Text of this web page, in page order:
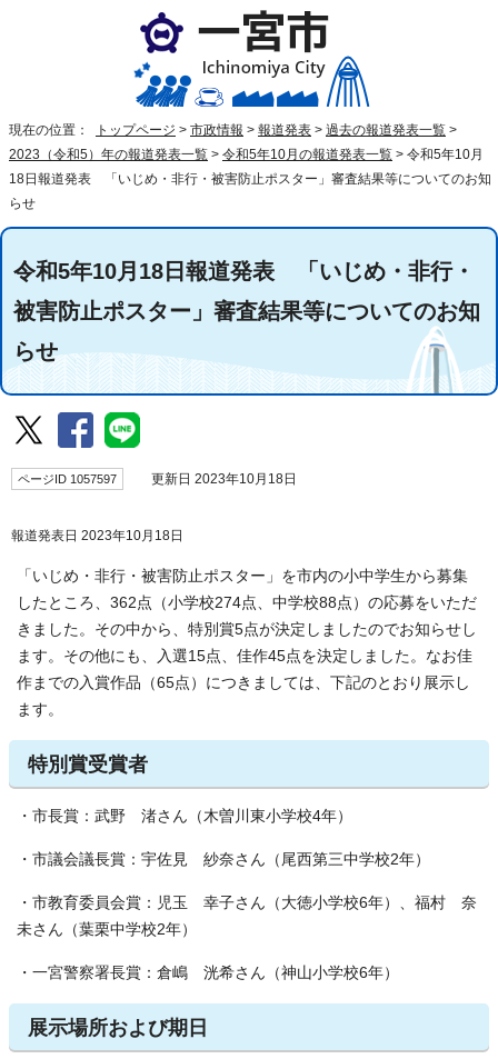
現在の位置： トップページ > 市政情報 > 報道発表 > 過去の報道発表一覧 >
2023（令和5）年の報道発表一覧 > 令和5年10月の報道発表一覧 > 令和5年10月
18日報道発表 「いじめ・非行・被害防止ポスター」審査結果等についてのお知
らせ
令和5年10月18日報道発表 「いじめ・非行・
被害防止ポスター」審査結果等についてのお知
らせ
ページID 1057597 更新日 2023年10月18日
報道発表日 2023年10月18日
「いじめ・非行・被害防止ポスター」を市内の小中学生から募集
したところ、362点（小学校274点、中学校88点）の応募をいただ
きました。その中から、特別賞5点が決定しましたのでお知らせし
ます。その他にも、入選15点、佳作45点を決定しました。なお佳
作までの入賞作品（65点）につきましては、下記のとおり展示し
ます。
特別賞受賞者
・市長賞：武野 渚さん（木曽川東小学校4年）
・市議会議長賞：宇佐見 紗奈さん（尾西第三中学校2年）
・市教育委員会賞：児玉 幸子さん（大徳小学校6年）、福村 奈
未さん（葉栗中学校2年）
・一宮警察署長賞：倉嶋 洸希さん（神山小学校6年）
展示場所および期日